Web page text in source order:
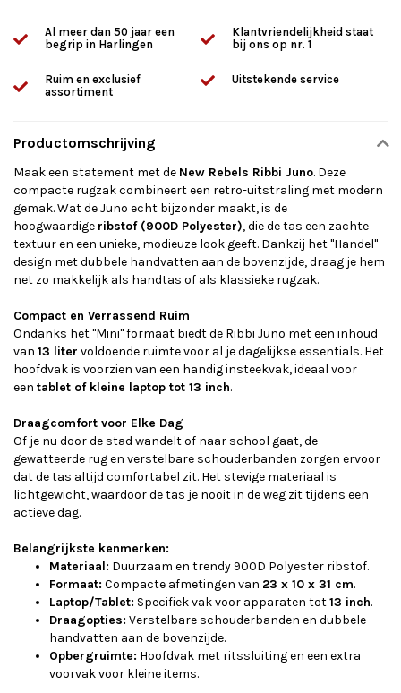
Al meer dan 50 jaar een
begrip in Harlingen
Klantvriendelijkheid staat
bij ons op nr. 1
Ruim en exclusief
assortiment
Uitstekende service
Productomschrijving
Maak een statement met de New Rebels Ribbi Juno. Deze
compacte rugzak combineert een retro-uitstraling met modern
gemak. Wat de Juno echt bijzonder maakt, is de
hoogwaardige ribstof (900D Polyester), die de tas een zachte
textuur en een unieke, modieuze look geeft. Dankzij het "Handel"
design met dubbele handvatten aan de bovenzijde, draag je hem
net zo makkelijk als handtas of als klassieke rugzak.
Compact en Verrassend Ruim
Ondanks het "Mini" formaat biedt de Ribbi Juno met een inhoud
van 13 liter voldoende ruimte voor al je dagelijkse essentials. Het
hoofdvak is voorzien van een handig insteekvak, ideaal voor
een tablet of kleine laptop tot 13 inch.
Draagcomfort voor Elke Dag
Of je nu door de stad wandelt of naar school gaat, de
gewatteerde rug en verstelbare schouderbanden zorgen ervoor
dat de tas altijd comfortabel zit. Het stevige materiaal is
lichtgewicht, waardoor de tas je nooit in de weg zit tijdens een
actieve dag.
Belangrijkste kenmerken:
Materiaal: Duurzaam en trendy 900D Polyester ribstof.
Formaat: Compacte afmetingen van 23 x 10 x 31 cm.
Laptop/Tablet: Specifiek vak voor apparaten tot13 inch.
Draagopties: Verstelbare schouderbanden en dubbele
handvatten aan de bovenzijde.
Opbergruimte: Hoofdvak met ritssluiting en een extra
voorvak voor kleine items.